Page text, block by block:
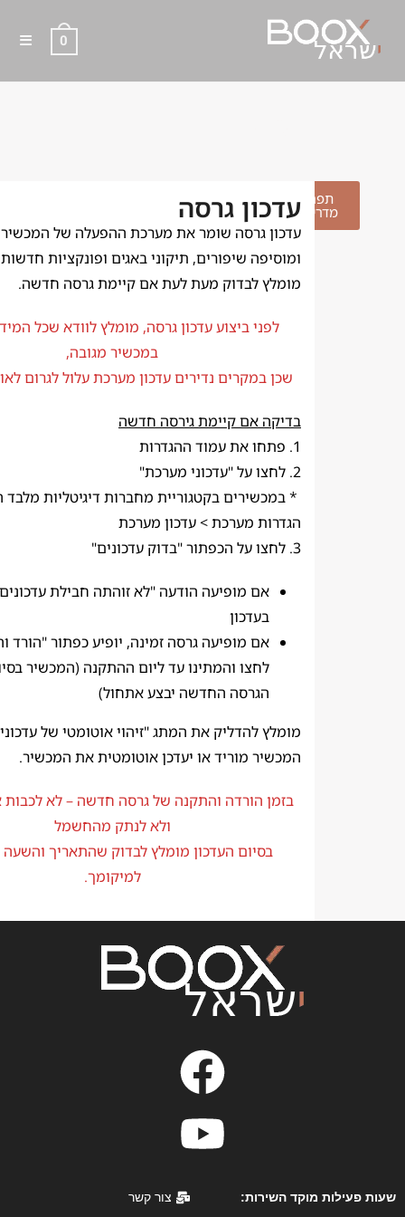
0
תפריט
מדריכיםעדכון גרסה
עדכון גרסה שומר את מערכת ההפעלה של
ומוסיפה שיפורים, תיקוני באגים ופונקציות
מומלץ לבדוק מעת לעת אם קיימת גרסה חדשה.
לפני ביצוע עדכון גרסה, מומלץ לוודא שכל
במכשיר מגובה,
שכן במקרים נדירים עדכון מערכת עלול לגרום
בדיקה אם קיימת גירסה חדשה
1. פתחו את עמוד ההגדרות
2. לחצו על "עדכוני מערכת"
הגדרות מערכת > עדכון מערכת
3. לחצו על הכפתור "בדוק עדכונים"
אם מופיעה הודעה "לא זוהתה חבילת
בעדכון
אם מופיעה גרסה זמינה, יופיע כפתור "הורד
לחצו והמתינו עד ליום ההתקנה (המכשיר
הגרסה החדשה יבצע אתחול)
מומלץ להדליק את המתג "זיהוי אוטומטי של
המכשיר מוריד או יעדכן אוטומטית את המכשיר.
בזמן הורדה והתקנה של גרסה חדשה – לא
ולא לנתק מהחשמל
בסיום העדכון מומלץ לבדוק שהתאריך
למיקומך.
שעות פעילות מוקד השירות: צור קשר